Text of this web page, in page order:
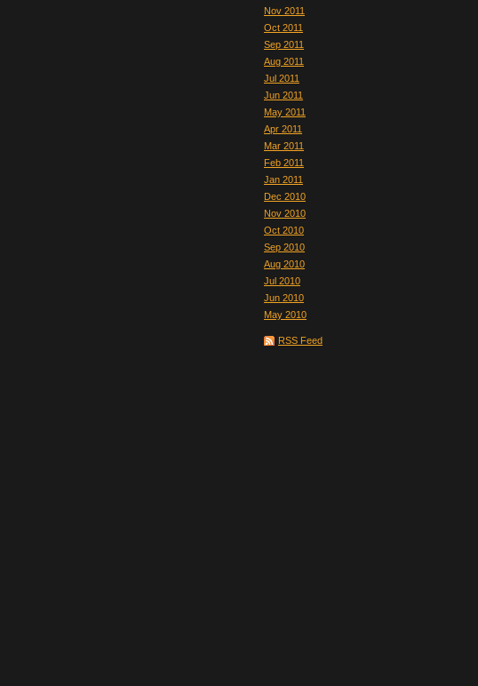
Nov 2011
Oct 2011
Sep 2011
Aug 2011
Jul 2011
Jun 2011
May 2011
Apr 2011
Mar 2011
Feb 2011
Jan 2011
Dec 2010
Nov 2010
Oct 2010
Sep 2010
Aug 2010
Jul 2010
Jun 2010
May 2010
RSS Feed